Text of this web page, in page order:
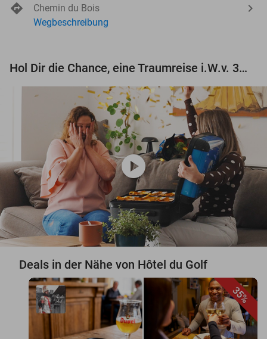
Chemin du Bois
Wegbeschreibung
Hol Dir die Chance, eine Traumreise i.W.v. 3.000 € zu gewinnen!
play_circle
Deals in der Nähe von Hôtel du Golf
35%